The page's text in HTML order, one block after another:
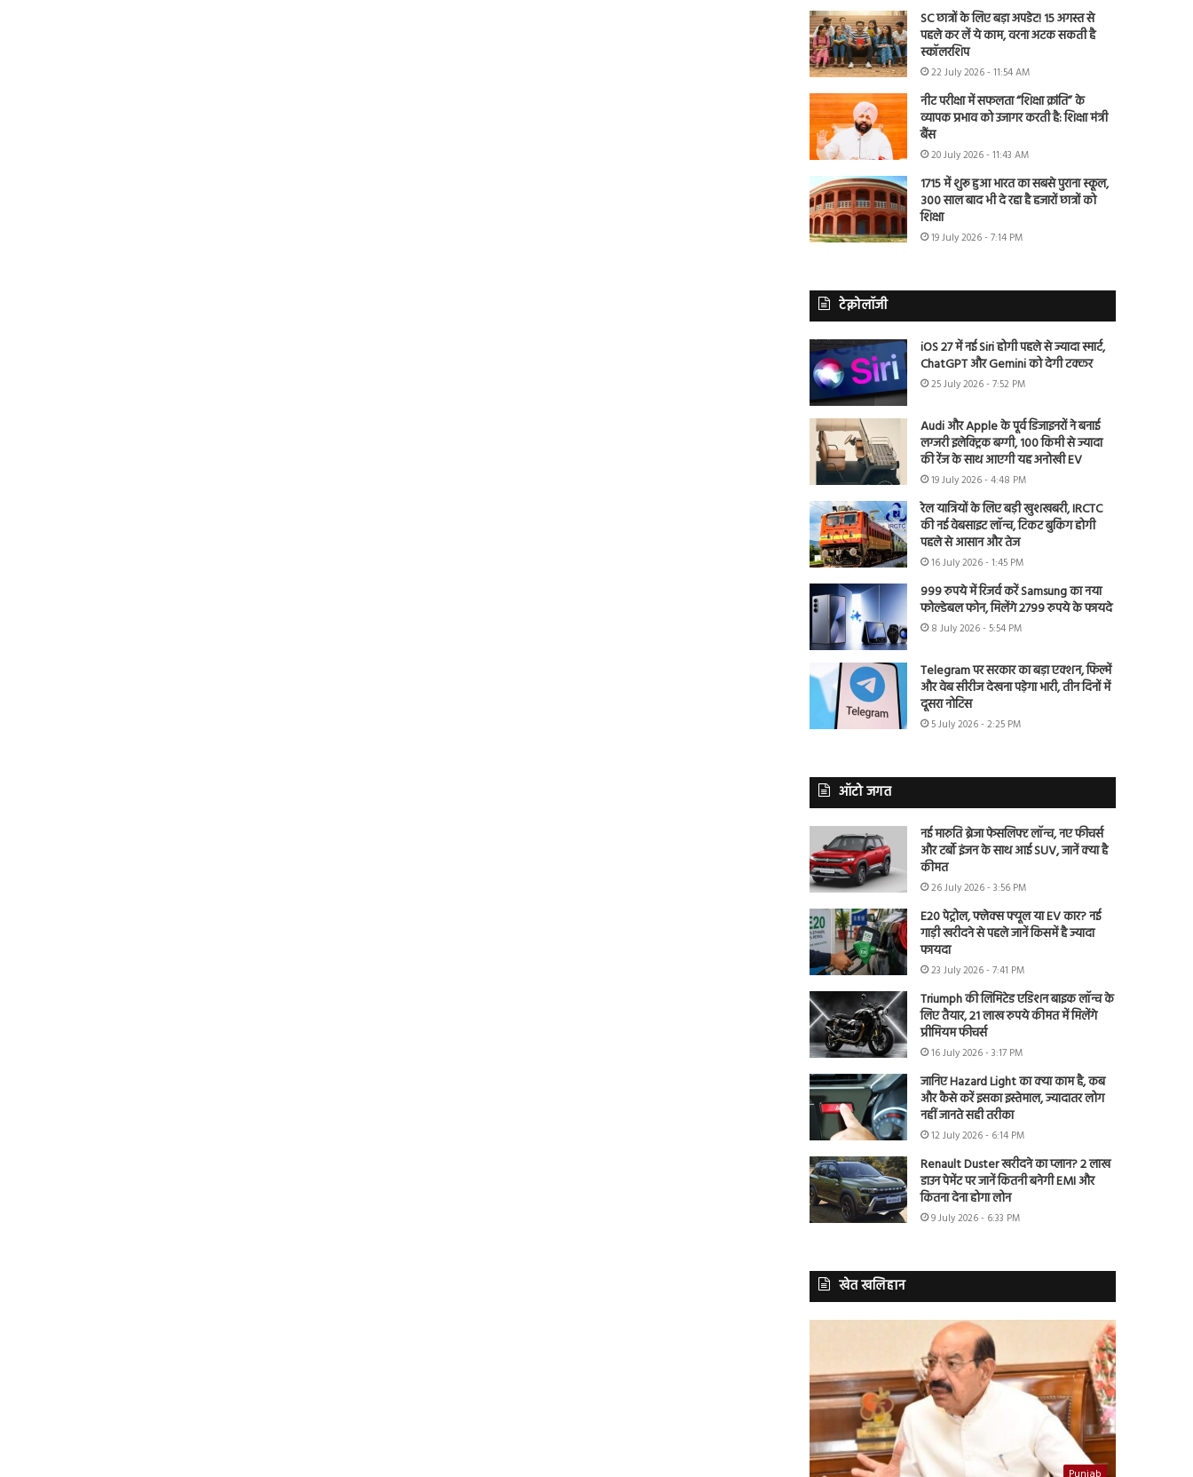
SC छात्रों के लिए बड़ा अपडेट! 15 अगस्त से
पहले कर लें ये काम, वरना अटक सकती है
स्कॉलरशिप
22 July 2026 - 11:54 AM
नीट परीक्षा में सफलता “शिक्षा क्रांति” के
व्यापक प्रभाव को उजागर करती है: शिक्षा मंत्री
बैंस
20 July 2026 - 11:43 AM
1715 में शुरू हुआ भारत का सबसे पुराना स्कूल,
300 साल बाद भी दे रहा है हजारों छात्रों को
शिक्षा
19 July 2026 - 7:14 PM
टेक्नोलॉजी
iOS 27 में नई Siri होगी पहले से ज्यादा स्मार्ट,
ChatGPT और Gemini को देगी टक्कर
25 July 2026 - 7:52 PM
Audi और Apple के पूर्व डिजाइनरों ने बनाई
लग्जरी इलेक्ट्रिक बग्गी, 100 किमी से ज्यादा
की रेंज के साथ आएगी यह अनोखी EV
19 July 2026 - 4:48 PM
रेल यात्रियों के लिए बड़ी खुशखबरी, IRCTC
की नई वेबसाइट लॉन्च, टिकट बुकिंग होगी
पहले से आसान और तेज
16 July 2026 - 1:45 PM
999 रुपये में रिजर्व करें Samsung का नया
फोल्डेबल फोन, मिलेंगे 2799 रुपये के फायदे
8 July 2026 - 5:54 PM
Telegram पर सरकार का बड़ा एक्शन, फिल्में
और वेब सीरीज देखना पड़ेगा भारी, तीन दिनों में
दूसरा नोटिस
5 July 2026 - 2:25 PM
ऑटो जगत
नई मारुति ब्रेजा फेसलिफ्ट लॉन्च, नए फीचर्स
और टर्बो इंजन के साथ आई SUV, जानें क्या है
कीमत
26 July 2026 - 3:56 PM
E20 पेट्रोल, फ्लेक्स फ्यूल या EV कार? नई
गाड़ी खरीदने से पहले जानें किसमें है ज्यादा
फायदा
23 July 2026 - 7:41 PM
Triumph की लिमिटेड एडिशन बाइक लॉन्च के
लिए तैयार, 21 लाख रुपये कीमत में मिलेंगे
प्रीमियम फीचर्स
16 July 2026 - 3:17 PM
जानिए Hazard Light का क्या काम है, कब
और कैसे करें इसका इस्तेमाल, ज्यादातर लोग
नहीं जानते सही तरीका
12 July 2026 - 6:14 PM
Renault Duster खरीदने का प्लान? 2 लाख
डाउन पेमेंट पर जानें कितनी बनेगी EMI और
कितना देना होगा लोन
9 July 2026 - 6:33 PM
खेत खलिहान